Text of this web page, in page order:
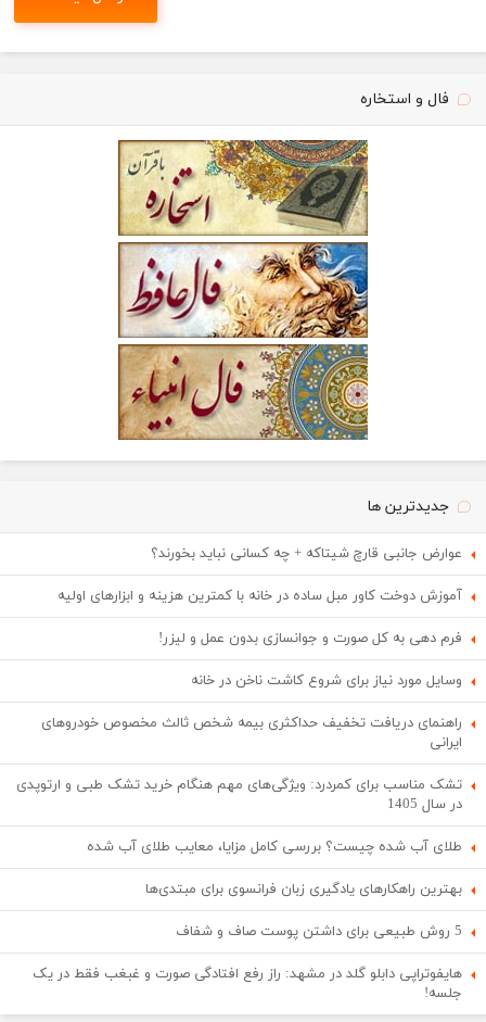
فال و استخاره
جدیدترین ها
عوارض جانبی قارچ شیتاکه + چه کسانی نباید بخورند؟
آموزش دوخت کاور مبل ساده در خانه با کمترین هزینه و ابزارهای اولیه
فرم دهی به کل صورت و جوانسازی بدون عمل و لیزر!
وسایل مورد نیاز برای شروع کاشت ناخن در خانه
راهنمای دریافت تخفیف حداکثری بیمه شخص ثالث مخصوص خودروهای
ایرانی
تشک مناسب برای کمردرد: ویژگی‌های مهم هنگام خرید تشک طبی و ارتوپدی
در سال 1405
طلای آب شده چیست؟ بررسی کامل مزایا، معایب طلای آب شده
بهترین راهکارهای یادگیری زبان فرانسوی برای مبتدی‌ها
5 روش طبیعی برای داشتن پوست صاف و شفاف
هایفوتراپی دابلو گلد در مشهد: راز رفع افتادگی صورت و غبغب فقط در یک
جلسه!